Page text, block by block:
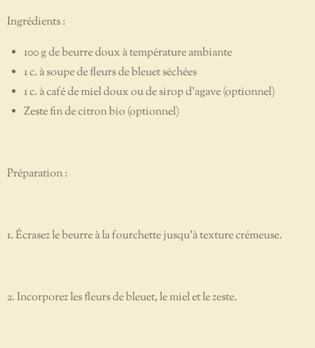
Ingrédients :
100 g de beurre doux à température ambiante
1 c. à soupe de fleurs de bleuet séchées
1 c. à café de miel doux ou de sirop d’agave (optionnel)
Zeste fin de citron bio (optionnel)
Préparation :
1. Écrasez le beurre à la fourchette jusqu’à texture crémeuse.
2. Incorporez les fleurs de bleuet, le miel et le zeste.